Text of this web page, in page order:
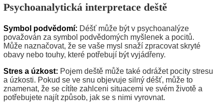
Psychoanalytická interpretace deště
Symbol podvědomí: Déšť může být v psychoanalýze
považován za symbol podvědomých myšlenek a pocitů.
Může naznačovat, že se vaše mysl snaží zpracovat skryté
obavy nebo touhy, které potřebují být vyjádřeny.
Stres a úzkost: Pojem deště může také odrážet pocity stresu
a úzkosti. Pokud se ve snu objevuje silný déšť, může to
znamenat, že se cítíte zahlceni situacemi ve svém životě a
potřebujete najít způsob, jak se s nimi vyrovnat.